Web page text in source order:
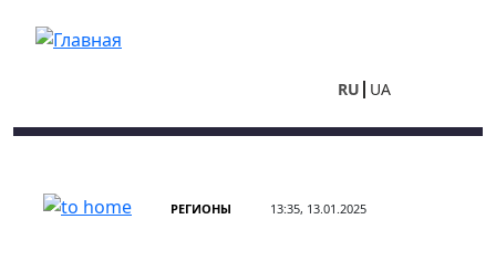
RU UA
РЕГИОНЫ 13:35, 13.01.2025